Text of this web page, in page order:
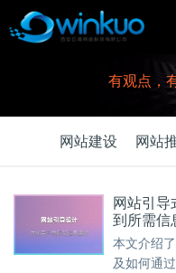
有观点，
网站建设 网站
网站引导
到所需信
本文介绍
及如何通